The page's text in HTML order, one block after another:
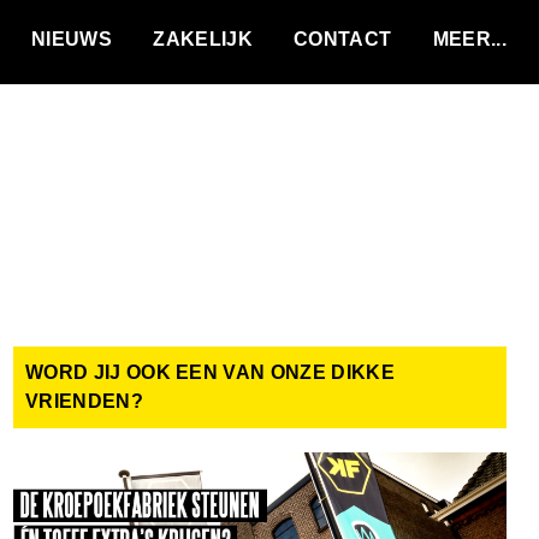
NIEUWS ZAKELIJK CONTACT
WORD JIJ OOK EEN VAN ONZE DIKKE
VRIENDEN?